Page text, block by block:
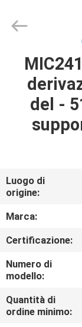
CASA
PRODOTTI
GIRO
DELLA
FABBRICA
DI
QUALITÀ
Electronics
del ‐
Luogo di
origine:
Marca:
Certificazione:
Numero di
modello:
Quantità di
ordine minimo: